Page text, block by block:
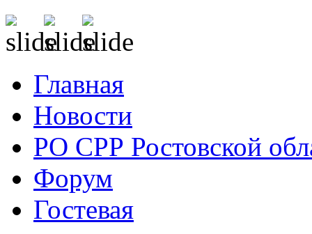
Главная
Новости
РО СРР Ростовской
Форум
Гостевая